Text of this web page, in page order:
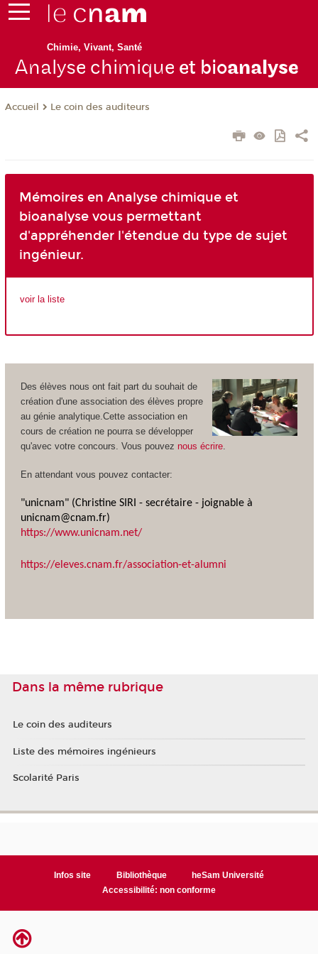
Chimie, Vivant, Santé
Analyse chimique et bioanalyse
Accueil Le coin des auditeurs
Mémoires en Analyse chimique et
bioanalyse vous permettant
d'appréhender l'étendue du type de sujet
ingénieur.
voir la liste
Des élèves nous ont fait part du souhait de
création d'une association des élèves propre
au génie analytique.Cette association en
cours de création ne pourra se développer
qu'avec votre concours. Vous pouvez nous écrire.
En attendant vous pouvez contacter:
"unicnam" (Christine SIRI - secrétaire - joignable à
unicnam@cnam.fr)
https://www.unicnam.net/
https://eleves.cnam.fr/association-et-alumni
Dans la même rubrique
Le coin des auditeurs
Liste des mémoires ingénieurs
Scolarité Paris
Infos site Bibliothèque
heSam Université
Accessibilité: non conforme